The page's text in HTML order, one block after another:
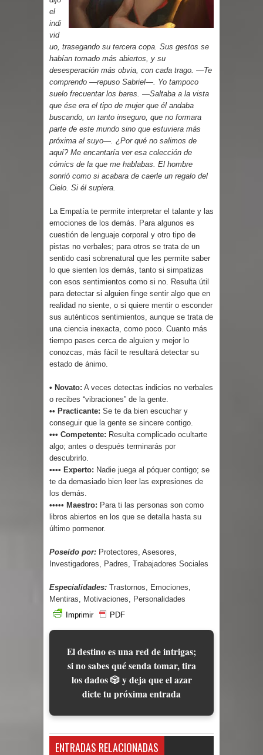
Parte 03: Reflexiones
el
indi
vid
uo, trasegando su tercera copa. Sus gestos se
habían tomado más abiertos, y su
desesperación más obvia, con cada trago. —Te
comprendo —repuso Sabriel—. Yo tampoco
suelo frecuentar los bares. —Saltaba a la vista
que ése era el tipo de mujer que él andaba
buscando, un tanto inseguro, que no formara
parte de este mundo sino que estuviera más
próxima al suyo—. ¿Por qué no salimos de
aquí? Me encantaría ver esa colección de
cómics de la que me hablabas. El hombre
sonrió como si acabara de caerle un regalo del
Cielo. Si él supiera.
La Empatía te permite interpretar el talante y las
emociones de los demás. Para algunos es
cuestión de lenguaje corporal y otro tipo de
pistas no verbales; para otros se trata de un
sentido casi sobrenatural que les permite saber
lo que sienten los demás, tanto si simpatizas
con esos sentimientos como si no. Resulta útil
para detectar si alguien finge sentir algo que en
realidad no siente, o si quiere mentir o esconder
sus auténticos sentimientos, aunque se trata de
una ciencia inexacta, como poco. Cuanto más
tiempo pases cerca de alguien y mejor lo
conozcas, más fácil te resultará detectar su
estado de ánimo.
• Novato: A veces detectas indicios no verbales
o recibes “vibraciones” de la gente.
•• Practicante: Se te da bien escuchar y
conseguir que la gente se sincere contigo.
••• Competente: Resulta complicado ocultarte
algo; antes o después terminarás por
descubrirlo.
•••• Experto: Nadie juega al póquer contigo; se
te da demasiado bien leer las expresiones de
los demás.
••••• Maestro: Para ti las personas son como
libros abiertos en los que se detalla hasta su
último pormenor.
Poseído por: Protectores, Asesores,
Investigadores, Padres, Trabajadores Sociales
Especialidades: Trastornos, Emociones,
Mentiras, Motivaciones, Personalidades
Imprimir
PDF
El destino es una red de intrigas;
si no sabes qué senda tomar, tira
los dados 🎲 y deja que el azar
dicte tu próxima entrada
ENTRADAS RELACIONADAS